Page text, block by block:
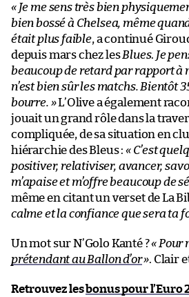
« Je me sens très bien
bien bossé à Chelsea, même
était plus faible, a continué
depuis mars chez lesBlues. Je
beaucoup de retard par rapport à
n’est bien sûr les matchs. Bientôt
bourre. »L’Olive a également
jouait un grand rôle dans la
compliquée, de sa situation en
hiérarchie des Bleus : « C’est
positiver, relativiser, avancer,
m’apaise et m’offre beaucoup de
même en citant un verset de La
calme et la confiance que sera ta
Un mot sur N’Golo Kanté ?« Pour
prétendant au Ballon d’or». Clair
Retrouvez lesbonus pour l’Euro